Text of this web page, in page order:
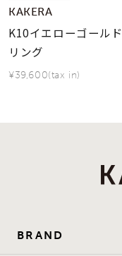
KAKERA
K10イエローゴールド
リング
¥39,600(tax in)
BRAND